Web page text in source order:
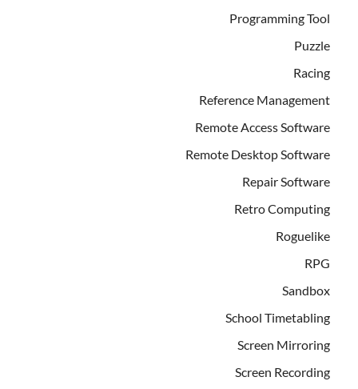
Programming Tool
Puzzle
Racing
Reference Management
Remote Access Software
Remote Desktop Software
Repair Software
Retro Computing
Roguelike
RPG
Sandbox
School Timetabling
Screen Mirroring
Screen Recording